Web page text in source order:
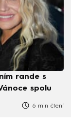
rande s
spolu
6 min čtení